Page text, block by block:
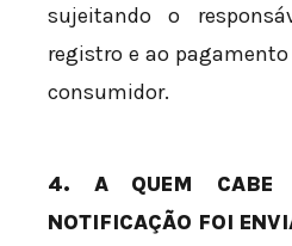
sujeitando o
registro e ao
consumidor.
4. A QUEM CABE
NOTIFICAÇÃO FOI